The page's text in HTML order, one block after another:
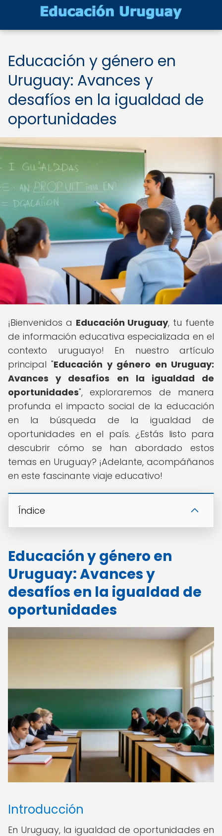
Educación y género en
Uruguay: Avances y
desafíos en la igualdad de
oportunidades
¡Bienvenidos a Educación Uruguay, tu fuente
de información educativa especializada en el
contexto uruguayo! En nuestro artículo
principal "Educación y género en Uruguay:
Avances y desafíos en la igualdad de
oportunidades", exploraremos de manera
profunda el impacto social de la educación
en la búsqueda de la igualdad de
oportunidades en el país. ¿Estás listo para
descubrir cómo se han abordado estos
temas en Uruguay? ¡Adelante, acompáñanos
en este fascinante viaje educativo!
Índice
Educación y género en
Uruguay: Avances y
desafíos en la igualdad de
oportunidades
Introducción
En Uruguay, la igualdad de oportunidades en